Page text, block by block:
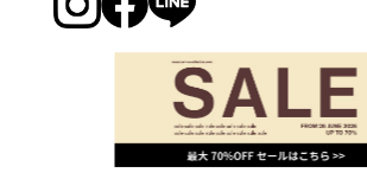
© 2021 LANVIN COLLECTION